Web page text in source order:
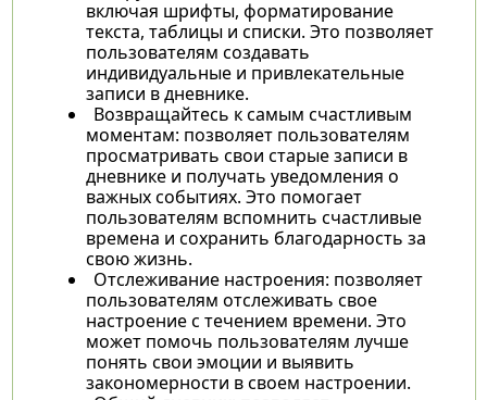
включая шрифты, форматирование
текста, таблицы и списки. Это позволяет
пользователям создавать
индивидуальные и привлекательные
записи в дневнике.
Возвращайтесь к самым счастливым
моментам: позволяет пользователям
просматривать свои старые записи в
дневнике и получать уведомления о
важных событиях. Это помогает
пользователям вспомнить счастливые
времена и сохранить благодарность за
свою жизнь.
Отслеживание настроения: позволяет
пользователям отслеживать свое
настроение с течением времени. Это
может помочь пользователям лучше
понять свои эмоции и выявить
закономерности в своем настроении.